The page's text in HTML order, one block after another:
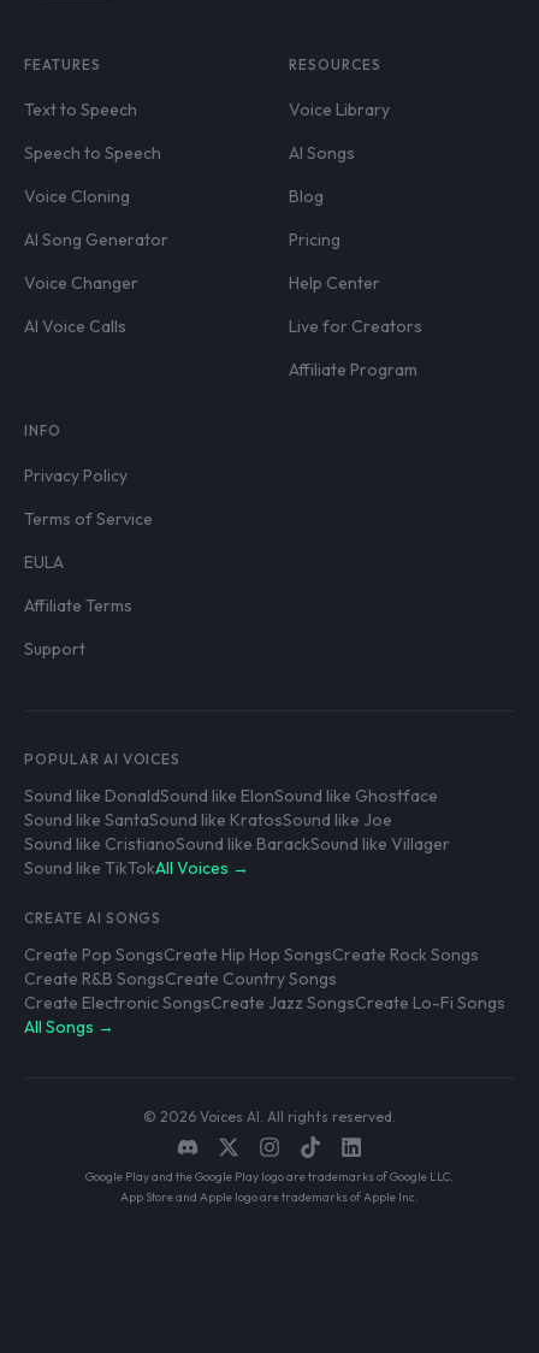
FEATURES
Text to Speech
Speech to Speech
Voice Cloning
AI Song Generator
Voice Changer
AI Voice Calls
RESOURCES
Voice Library
AI Songs
Blog
Pricing
Help Center
Live for Creators
Affiliate Program
INFO
Privacy Policy
Terms of Service
EULA
Affiliate Terms
Support
POPULAR AI VOICES
Sound like DonaldSound like ElonSound like Ghostface
Sound like SantaSound like KratosSound like Joe
Sound like CristianoSound like BarackSound like Villager
Sound like TikTokAll Voices →
CREATE AI SONGS
Create Pop SongsCreate Hip Hop SongsCreate Rock Songs
Create R&B SongsCreate Country Songs
Create Electronic SongsCreate Jazz SongsCreate Lo-Fi Songs
All Songs →
© 2026 Voices AI. All rights reserved.
Google Play and the Google Play logo are trademarks of Google LLC.
App Store and Apple logo are trademarks of Apple Inc.